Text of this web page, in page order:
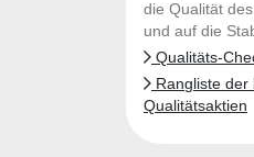
die Qualität
und auf die
Qualitäts-
Rangliste der
Qualitätsaktien